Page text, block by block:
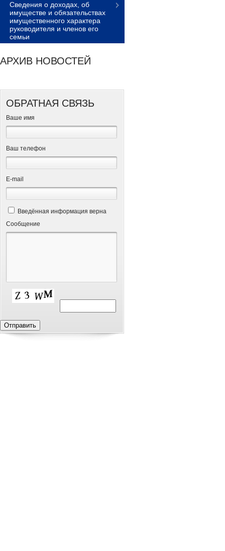
Сведения о доходах, об
имуществе и обязательствах
имущественного характера
руководителя и членов его
семьи
АРХИВ НОВОСТЕЙ
ОБРАТНАЯ СВЯЗЬ
Ваше имя
Ваш телефон
Е-mail
Введённая информация верна
Сообщение